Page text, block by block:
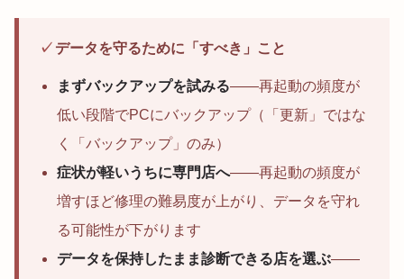
✓ データを守るために「すべき」こと
まずバックアップを試みる——再起動の頻度が
低い段階でPCにバックアップ（「更新」ではな
く「バックアップ」のみ）
症状が軽いうちに専門店へ——再起動の頻度が
増すほど修理の難易度が上がり、データを守れ
る可能性が下がります
データを保持したまま診断できる店を選ぶ——